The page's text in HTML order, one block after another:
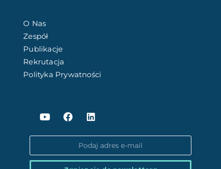
O Nas
Zespół
Publikacje
Rekrutacja
Polityka Prywatności